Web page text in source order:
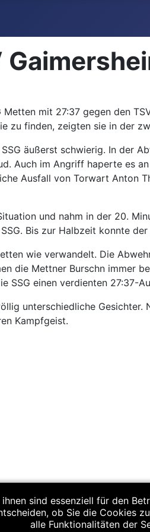
mit 27:37 gegen den
zu finden, zeigten sie in der
äußerst schwierig. In der
Auch im Angriff haperte es
Ausfall von Torwart Anton
und nahm in der 20.
Bis zur Halbzeit konnte
wie verwandelt. Die
die Mettner Burschn immer
SSG einen verdienten 27:37-
unterschiedliche
Kampfgeist.
(11:18)
sind essenziell für den
ob Sie die Cookies
alle Funktionalitäten der